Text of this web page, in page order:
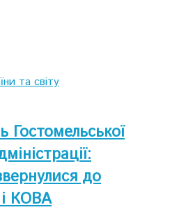
та світу
Гостомельської
до
КОВА